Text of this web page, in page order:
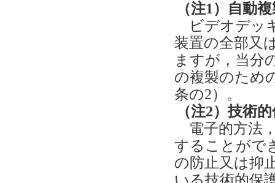
（注1）自動
ビデオデッ
装置の全部又
ますが，当分
の複製のため
条の2）。
（注2）技術
電子的方法
することがで
の防止又は抑